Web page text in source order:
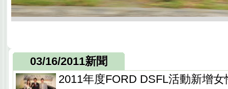
03/16/2011新聞
2011年度FORD DSFL活動新增